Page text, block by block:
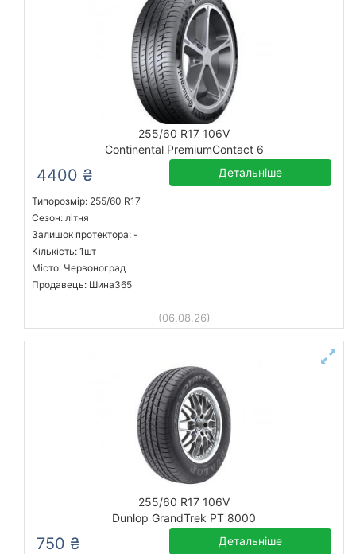
255/60 R17 106V
Continental PremiumContact 6
4400 ₴ Детальніше
Типорозмір: 255/60 R17
Сезон: літня
Залишок протектора: -
Кількість: 1шт
Місто: Червоноград
Продавець: Шина365
(06.08.26)
255/60 R17 106V
Dunlop GrandTrek PT 8000
750 ₴ Детальніше